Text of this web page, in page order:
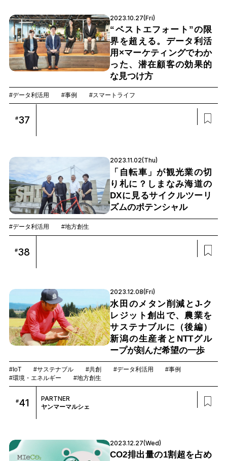
2023.10.27(Fri)
“ベストエフォート”の限
界を超える。データ利活
用×マーケティングでわか
った、潜在顧客の効果的
な見つけ方
#データ利活用 #事例 #スマートライフ
#37
2023.11.02(Thu)
「自転車」が観光業の切
り札に？しまなみ海道の
DXに見るサイクルツーリ
ズムのポテンシャル
#データ利活用 #地方創生
#38
2023.12.08(Fri)
水田のメタン削減とJ-ク
レジット創出で、農業を
サステナブルに（後編）
新潟の生産者とNTTグル
ープが刻んだ希望の一歩
#IoT #サステナブル #共創 #データ利活用
#事例
#環境・エネルギー
#地方創生
#41 PARTNER
ヤンマーマルシェ
2023.12.27(Wed)
CO2排出量の1割超を占め